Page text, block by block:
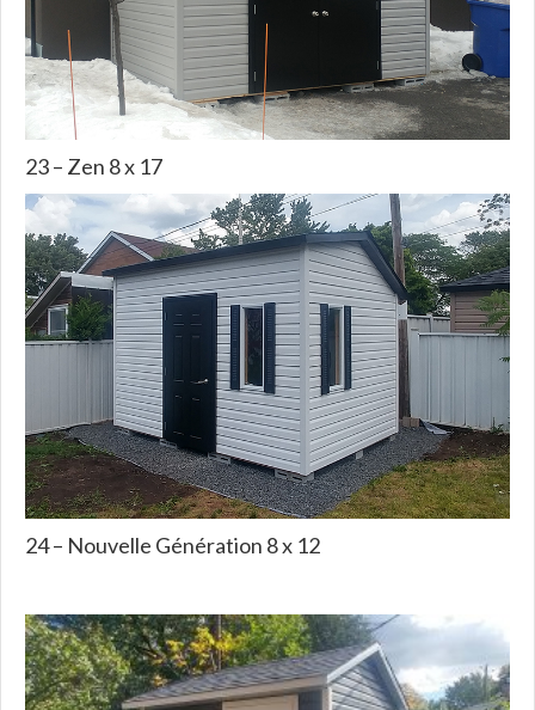
23 – Zen 8 x 17
24 – Nouvelle Génération 8 x 12